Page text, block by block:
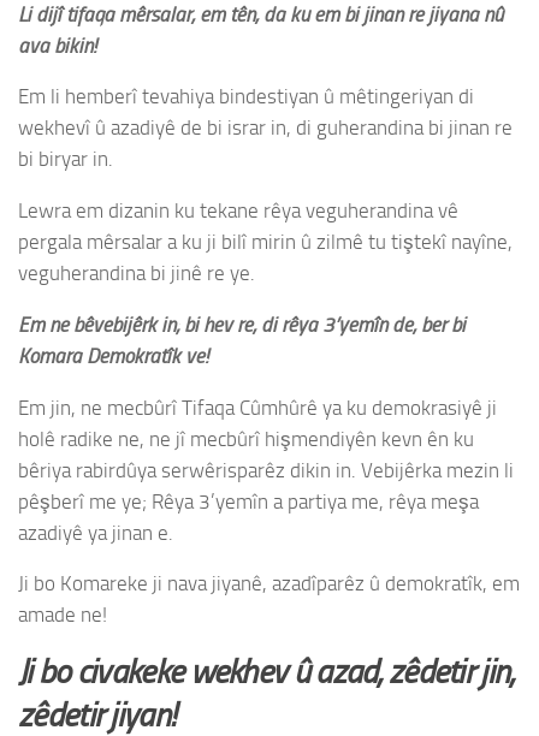
Li dijî tifaqa mêrsalar, em tên, da ku em bi jinan re jiyana nû
ava bikin!
Em li hemberî tevahiya bindestiyan û mêtingeriyan di
wekhevî û azadiyê de bi israr in, di guherandina bi jinan re
bi biryar in.
Lewra em dizanin ku tekane rêya veguherandina vê
pergala mêrsalar a ku ji bilî mirin û zilmê tu tiştekî nayîne,
veguherandina bi jinê re ye.
Em ne bêvebijêrk in; bi hev re, di rêya 3’yemîn de, ber bi
Komara Demokratîk ve!
Em jin, ne mecbûrî Tifaqa Cûmhûrê ya ku demokrasiyê ji
holê radike ne, ne jî mecbûrî hişmendiyên kevn ên ku
bêriya rabirdûya serwêrisparêz dikin in. Vebijêrka mezin li
pêşberî me ye; Rêya 3’yemîn a partiya me, rêya meşa
azadiyê ya jinan e.
Ji bo Komareke ji nava jiyanê, azadîparêz û demokratîk, em
amade ne!
Ji bo civakeke wekhev û azad, zêdetir jin,
zêdetir jiyan!